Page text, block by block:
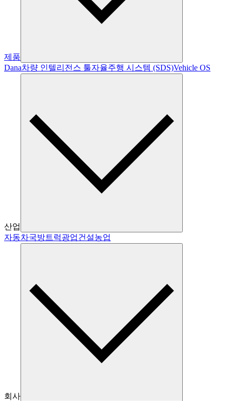
제품
Dana차량 인텔리전스 툴자율주행 시스템 (SDS)Vehicle OS
산업
자동차국방트럭광업건설농업
회사